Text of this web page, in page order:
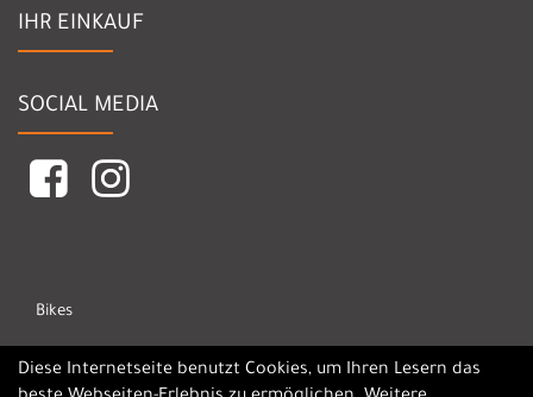
IHR EINKAUF
SOCIAL MEDIA
Bikes
Marken
Diese Internetseite benutzt Cookies, um Ihren Lesern das